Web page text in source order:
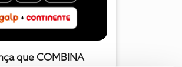
que COMBINA